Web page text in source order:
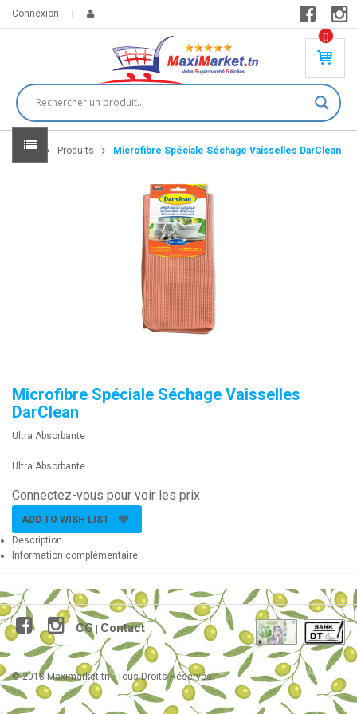
Connexion
0
PR
DU
IT(
S)
Home Produits Microfibre Spéciale Séchage Vaisselles DarClean
Microfibre Spéciale Séchage Vaisselles
DarClean
Ultra Absorbante
Ultra Absorbante
Connectez-vous pour voir les prix
ADD TO WISH LIST
Description
Information complémentaire
CG Contact
© 2018 Maximarket.tn . Tous Droits Réservés.